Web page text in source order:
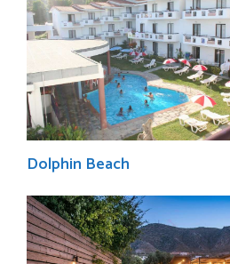
Dolphin Beach